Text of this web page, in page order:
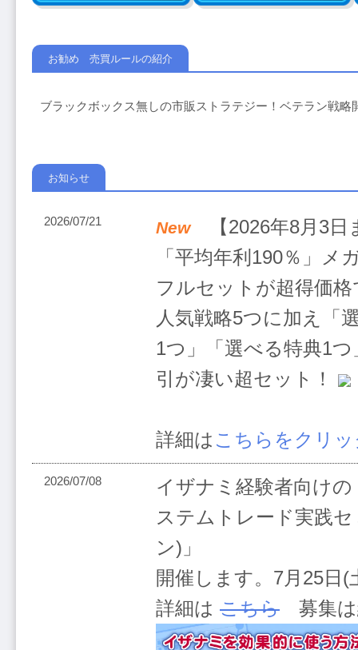
お勧め 売買ルールの紹介
ブラックボックス無しの市販ストラテジー！ベテラン戦略
お知らせ
2026/07/21 New【2026年8月3日
「平均年利190％」メ
フルセットが超得価
人気戦略5つに加え「
1つ」「選べる特典1
引が凄い超セット！
詳細は こちらをクリ
2026/07/08
イザナミ経験者向け
ステムトレード実践
ン)」
開催します。7月25日(
詳細は こちら 募集は